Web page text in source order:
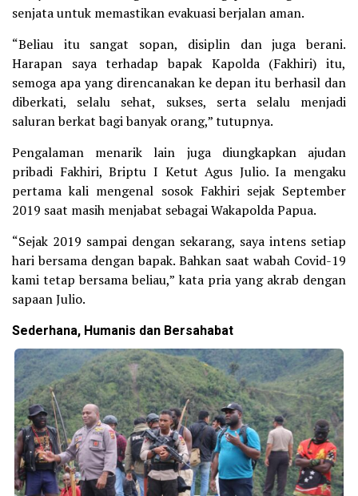
senjata untuk memastikan evakuasi berjalan aman.
“Beliau itu sangat sopan, disiplin dan juga berani.
Harapan saya terhadap bapak Kapolda (Fakhiri) itu,
semoga apa yang direncanakan ke depan itu berhasil dan
diberkati, selalu sehat, sukses, serta selalu menjadi
saluran berkat bagi banyak orang,” tutupnya.
Pengalaman menarik lain juga diungkapkan ajudan
pribadi Fakhiri, Briptu I Ketut Agus Julio. Ia mengaku
pertama kali mengenal sosok Fakhiri sejak September
2019 saat masih menjabat sebagai Wakapolda Papua.
“Sejak 2019 sampai dengan sekarang, saya intens setiap
hari bersama dengan bapak. Bahkan saat wabah Covid-19
kami tetap bersama beliau,” kata pria yang akrab dengan
sapaan Julio.
Sederhana, Humanis dan Bersahabat